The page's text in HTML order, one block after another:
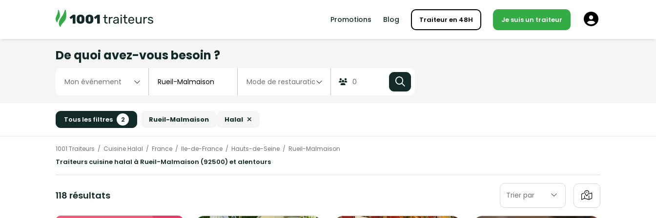
Promotions Blog Traiteur en 48H Je suis un traiteur
De quoi avez-vous besoin ?
Tous les filtres 2 Rueil-Malmaison Halal
1001 Traiteurs Cuisine Halal France Ile-de-France Hauts-de-Seine Rueil-Malmaison
Traiteurs cuisine halal à Rueil-Malmaison (92500) et alentours
118 résultats Trier par